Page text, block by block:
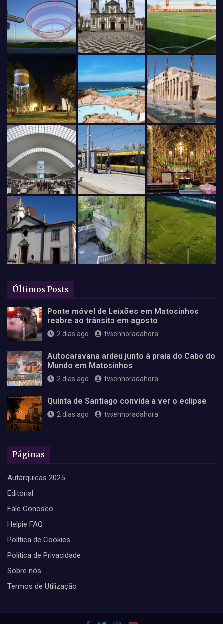
Últimos Posts
Ponte móvel de Leixões em Matosinhos
reabre ao trânsito em agosto
2 dias ago tvsenhoradahora
Autocaravana ardeu junto à praia do Cabo do
Mundo em Matosinhos
2 dias ago tvsenhoradahora
Quinta de Santiago convida a ver o eclipse
2 dias ago tvsenhoradahora
Páginas
Autárquicas 2025
Editorial
Fale Conosco
Helpie FAQ
Política de Cookies
Política de Privacidade
Sobre nós
Termos de Utilização